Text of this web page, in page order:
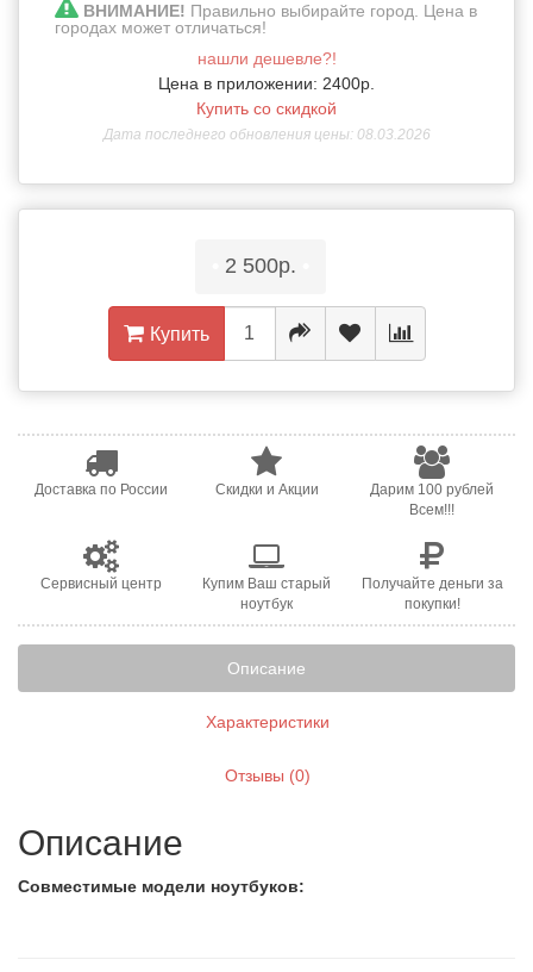
ВНИМАНИЕ! Правильно выбирайте город. Цена в
городах может отличаться!
нашли дешевле?!
Цена в приложении: 2400р.
Купить со скидкой
Дата последнего обновления цены: 08.03.2026
2 500р.
Купить
Доставка по России Скидки и Акции
Дарим 100 рублей
Всем!!!
Сервисный центр
Купим Ваш старый
ноутбук
Получайте деньги за
покупки!
Описание
Характеристики
Отзывы (0)
Описание
Совместимые модели ноутбуков: